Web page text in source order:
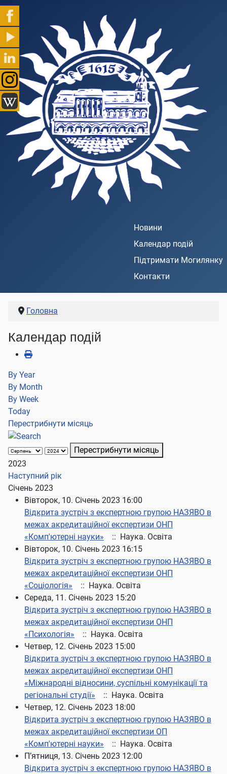
Новини
Календар подій
Підтримати Могилянку
Контакти
Головна
Календар подій
By Year
By Month
By Week
Today
Перестрибнути місяць
Перестрибнути місяць
2023
Наступний рік
Січень 2023
Вівторок, 10. Січень 2023 16:00
Відкрита зустріч з експертною групою НАЗЯВО в
межах акредитаційної експертизи ОНП
«Комп'ютерні науки»
:: Наука. Освіта
Вівторок, 10. Січень 2023 16:15
Відкрита зустріч з експертною групою НАЗЯВО в
межах акредитаційної експертизи ОНП
«Соціологія»
:: Наука. Освіта
Середа, 11. Січень 2023 15:20
Відкрита зустріч з експертною групою НАЗЯВО в
межах акредитаційної експертизи ОНП
«Психологія»
:: Наука. Освіта
Четвер, 12. Січень 2023 15:00
Відкрита зустріч з експертною групою НАЗЯВО в
межах акредитаційної експертизи ОНП
«Міжнародні відносини, суспільні комунікації та
регіональні студії»
:: Наука. Освіта
Четвер, 12. Січень 2023 18:00
Відкрита зустріч з експертною групою НАЗЯВО в
межах акредитаційної експертизи ОП
«Комп'ютерні науки»
:: Наука. Освіта
П’ятниця, 13. Січень 2023 12:00
Відкрита зустріч з експертною групою НАЗЯВО в